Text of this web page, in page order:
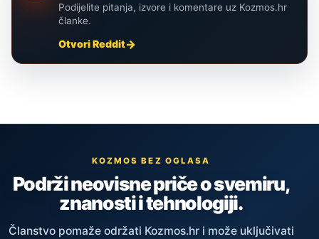
Podijelite pitanja, izvore i komentare uz Kozmos.hr
članke.
Otvori Reddit
KOZMOS BEZ OGLASA
Podrži neovisne priče o svemiru,
znanosti i tehnologiji.
Članstvo pomaže održati Kozmos.hr i može uključivati